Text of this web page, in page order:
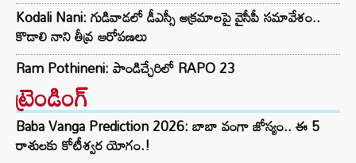
Kodali Nani: గుడివాడలో డీఎస్సీ అక్రమాలపై వైసీపీ సమావేశం..
కొడాలి నాని తీవ్ర ఆరోపణలు
Ram Pothineni: పాండిచ్చేరిలో RAPO 23
ట్రెండింగ్‌
Baba Vanga Prediction 2026: బాబా వంగా జోస్యం.. ఈ 5
రాశులకు కోటీశ్వర యోగం.!